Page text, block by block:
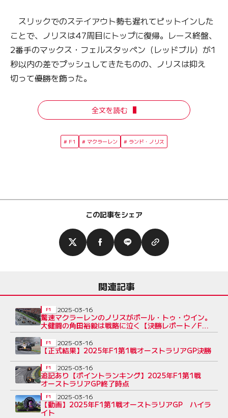
スリックでのステイアウト勢も遅れてピットインした
ことで、ノリスは47周目にトップに復帰。レース終盤、
2番手のマックス・フェルスタッペン（レッドブル）が1
秒以内の差でプッシュしてきたものの、ノリスは抑え
切って優勝を飾った。
全文を読む
F1 マクラーレン ランド・ノリス
この記事をシェア
関連記事
驚速マクラーレンのノリスがポール・トゥ・ウイン。
大健闘の角田裕毅は戦略に泣く【決勝レポート／F1
第1戦】
F1 2025-03-16
【正式結果】2025年F1第1戦オーストラリアGP決勝
F1 2025-03-16
追記あり【ポイントランキング】2025年F1第1戦
オーストラリアGP終了時点
F1 2025-03-16
【動画】2025年F1第1戦オーストラリアGP ハイラ
イト
F1 2025-03-16